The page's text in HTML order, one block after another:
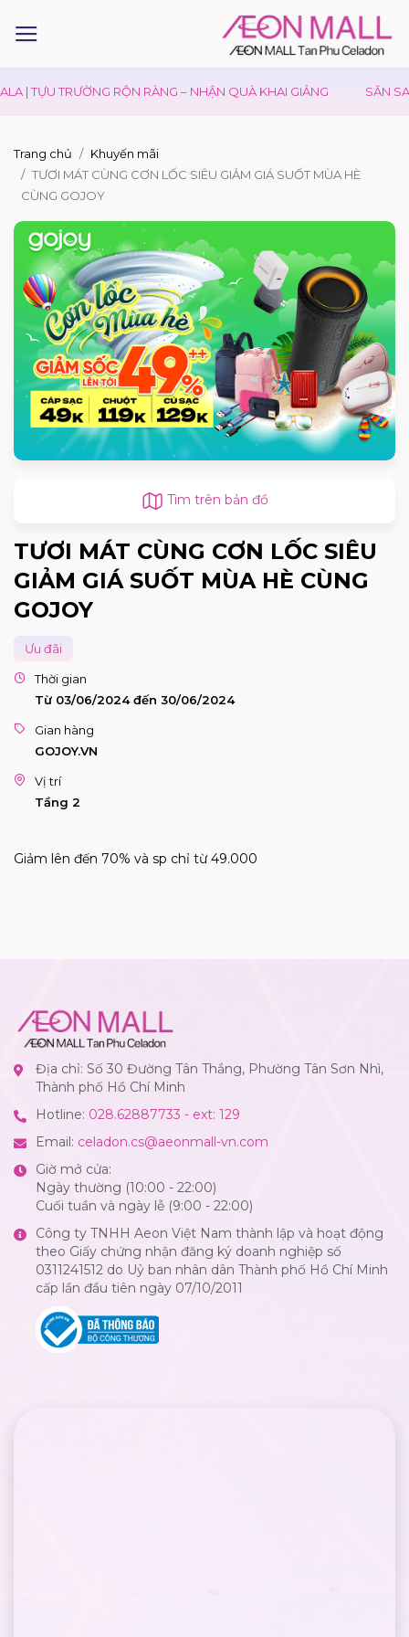
| TỰU TRƯỜNG RỘN RÀNG – NHẬN QUÀ KHAI GIẢNG SĂN
Trang chủ
Khuyến mãi
TƯƠI MÁT CÙNG CƠN LỐC SIÊU GIẢM GIÁ SUỐT MÙA HÈ
CÙNG GOJOY
Tìm trên bản đồ
TƯƠI MÁT CÙNG CƠN LỐC SIÊU
GIẢM GIÁ SUỐT MÙA HÈ CÙNG
GOJOY
Ưu đãi
Thời gian
Từ 03/06/2024 đến 30/06/2024
Gian hàng
GOJOY.VN
Vị trí
Tầng 2
Giảm lên đến 70% và sp chỉ từ 49.000
Địa chỉ: Số 30 Đường Tân Thắng, Phường Tân Sơn Nhì,
Thành phố Hồ Chí Minh
Hotline: 028.62887733 - ext: 129
Email: celadon.cs@aeonmall-vn.com
Giờ mở cửa:
Ngày thường (10:00 - 22:00)
Cuối tuần và ngày lễ (9:00 - 22:00)
Công ty TNHH Aeon Việt Nam thành lập và hoạt động
theo Giấy chứng nhận đăng ký doanh nghiệp số
0311241512 do Uỷ ban nhân dân Thành phố Hồ Chí Minh
cấp lần đầu tiên ngày 07/10/2011